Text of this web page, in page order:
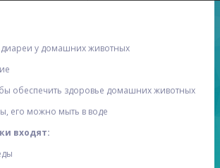
у домашних животных
обеспечить здоровье домашних животных
его можно мыть в воде
входят: